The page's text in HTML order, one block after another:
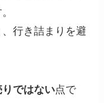
行き詰まりを避
ではない点で